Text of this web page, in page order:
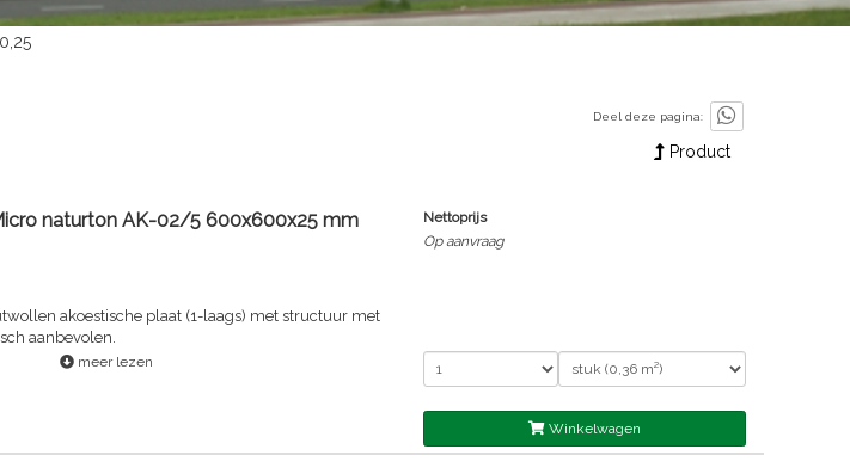
Deel deze pagina:
Product
naturton AK-02/5 600x600x25 mm
akoestische plaat (1-laags) met structuur met
aanbevolen.
meer lezen
Nettoprijs
Op aanvraag
Winkelwagen